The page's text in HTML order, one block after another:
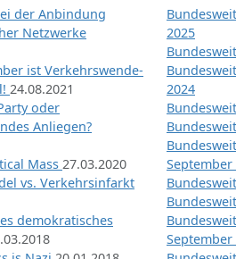
der Anbindung
Netzwerke
ist Verkehrswende-
24.08.2021
oder
Anliegen?
Mass 27.03.2020
vs. Verkehrsinfarkt
demokratisches
2025
2024
September
September